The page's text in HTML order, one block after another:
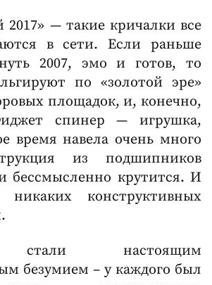
— такие кричалки все
в сети. Если раньше
2007, эмо и готов, то
по «золотой эре»
площадок, и, конечно,
спинер — игрушка,
время навела очень много
из подшипников
бессмысленно крутится. И
конструктивных
стали настоящим
безумием – у каждого был